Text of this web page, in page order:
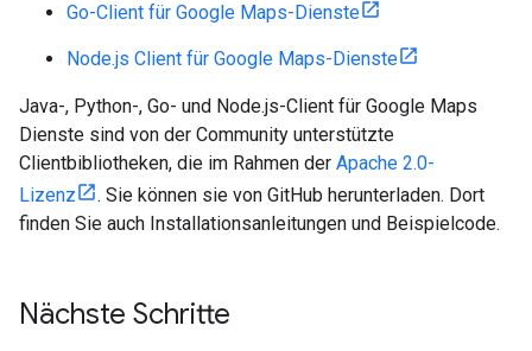
Go-Client für Google Maps-Dienste
Node.js Client für Google Maps-Dienste
Java-, Python-, Go- und Node.js-Client für Google Maps
Dienste sind von der Community unterstützte
Clientbibliotheken, die im Rahmen der Apache 2.0-
Lizenz
. Sie können sie von GitHub herunterladen. Dort
finden Sie auch Installationsanleitungen und Beispielcode.
Nächste Schritte